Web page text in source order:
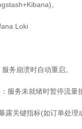
。
Loki
务崩溃时自动重启。
服务未就绪时暂停流量
露关键指标(如订单处理